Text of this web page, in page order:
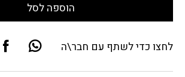
הוספה לסל
לחצו כדי לשתף עם חבר\ה